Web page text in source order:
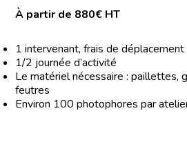
À partir de 880€ HT
1 intervenant, frais de déplacement
1/2 journée d’activité
Le matériel nécessaire : paillettes,
feutres
Environ 100 photophores par